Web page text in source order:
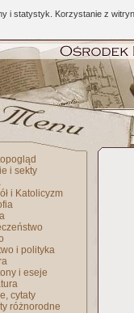
i statystyk. Korzystanie z
i sekty
i Katolicyzm
i polityka
i eseje
cytaty
różnorodne